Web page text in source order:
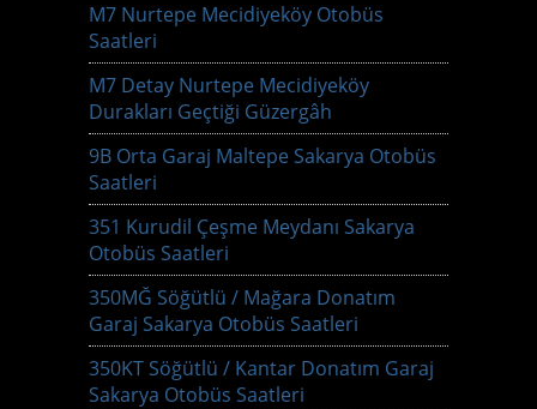
M7 Nurtepe Mecidiyeköy Otobüs
Saatleri
M7 Detay Nurtepe Mecidiyeköy
Durakları Geçtiği Güzergâh
9B Orta Garaj Maltepe Sakarya Otobüs
Saatleri
351 Kurudil Çeşme Meydanı Sakarya
Otobüs Saatleri
350MĞ Söğütlü / Mağara Donatım
Garaj Sakarya Otobüs Saatleri
350KT Söğütlü / Kantar Donatım Garaj
Sakarya Otobüs Saatleri